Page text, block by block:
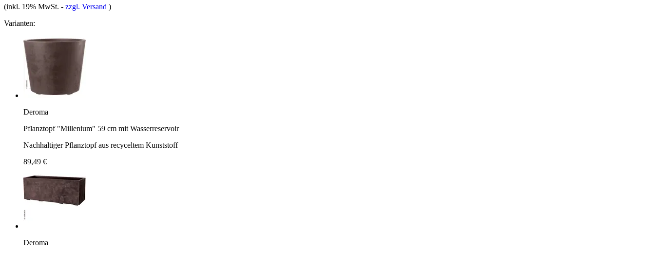
(inkl. 19% MwSt. - zzgl. Versand )
Varianten:
Deroma
Pflanztopf "Millenium" 59 cm mit Wasserreservoir
Nachhaltiger Pflanztopf aus recyceltem Kunststoff
89,49 €
Deroma